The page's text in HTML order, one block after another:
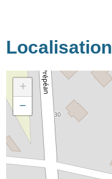
Localisation
+
−